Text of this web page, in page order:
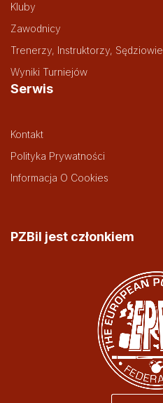
Kluby
Zawodnicy
Trenerzy, Instruktorzy, Sędziowie
Wyniki Turniejów
Serwis
Kontakt
Polityka Prywatności
Informacja O Cookies
PZBil jest członkiem